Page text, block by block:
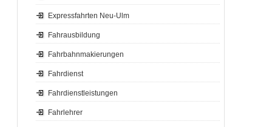
Expressfahrten Neu-Ulm
Fahrausbildung
Fahrbahnmakierungen
Fahrdienst
Fahrdienstleistungen
Fahrlehrer